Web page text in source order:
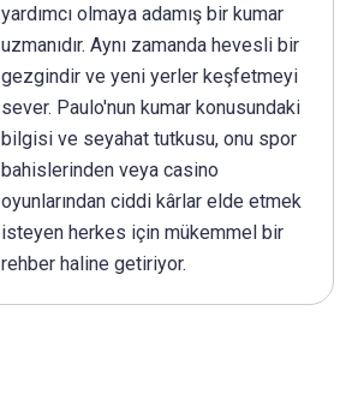
yardımcı olmaya adamış bir kumar
uzmanıdır. Aynı zamanda hevesli bir
gezgindir ve yeni yerler keşfetmeyi
sever. Paulo'nun kumar konusundaki
bilgisi ve seyahat tutkusu, onu spor
bahislerinden veya casino
oyunlarından ciddi kârlar elde etmek
isteyen herkes için mükemmel bir
rehber haline getiriyor.